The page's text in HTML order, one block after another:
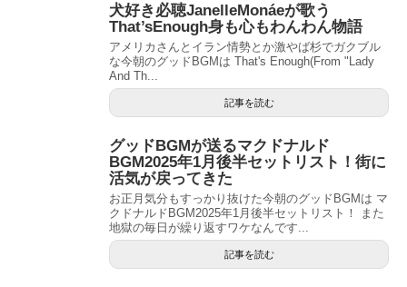
犬好き必聴JanelleMonáeが歌う
That’sEnough身も心もわんわん物語
アメリカさんとイラン情勢とか激やば杉でガクブル
な今朝のグッドBGMは That's Enough(From "Lady
And Th...
記事を読む
グッドBGMが送るマクドナルド
BGM2025年1月後半セットリスト！街に
活気が戻ってきた
お正月気分もすっかり抜けた今朝のグッドBGMは マ
クドナルドBGM2025年1月後半セットリスト！ また
地獄の毎日が繰り返すワケなんです...
記事を読む